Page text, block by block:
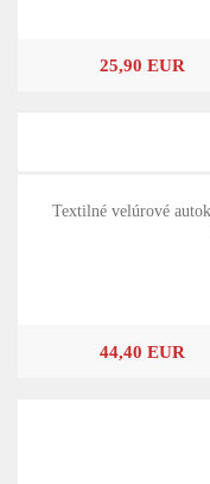
25,90 EUR
Textilné velúrové
44,40 EUR